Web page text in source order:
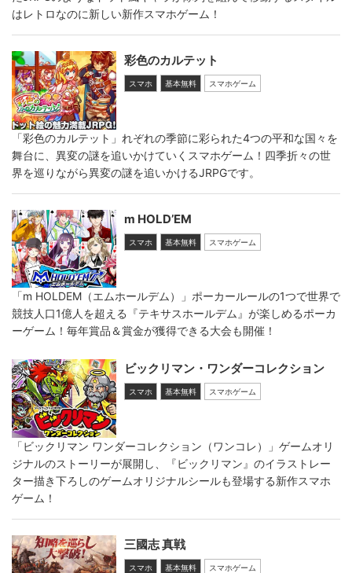
はレトロなのに新しい新作スマホゲーム！
彩色のカルテット
スマホ 基本無料 スマホゲーム
「彩色のカルテット」れぞれの季節に彩られた4つの平和な国々を
舞台に、異変の謎を追いかけていくスマホゲーム！四季折々の世
界を巡りながら異変の謎を追いかけるJRPGです。
m HOLD’EM
スマホ 基本無料 スマホゲーム
「m HOLDEM（エムホールデム）」ポーカールールの1つで世界で
競技人口1億人を超える『テキサスホールデム』が楽しめるポーカ
ーゲーム！毎年賞品＆賞金が獲得できる大会も開催！
ビックリマン・ワンダーコレクション
スマホ 基本無料 スマホゲーム
「ビックリマン ワンダーコレクション（ワンコレ）」ゲームオリ
ジナルのストーリーが展開し、『ビックリマン』のイラストレー
ター描き下ろしのゲームオリジナルシールも登場する新作スマホ
ゲーム！
三國志 真戦
スマホ 基本無料 スマホゲーム